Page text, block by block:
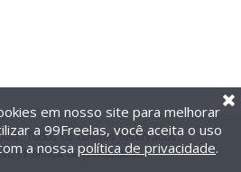
Todos os direitos reservados.
| Política de privacidade
em nosso site para melhorar
a 99Freelas, você aceita o uso
a nossa política de privacidade.